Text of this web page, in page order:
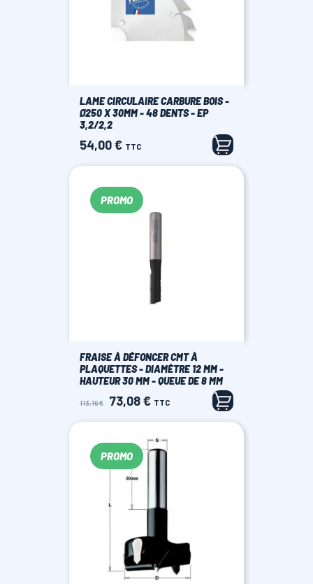
LAME CIRCULAIRE CARBURE BOIS -
Ø250 X 30MM - 48 DENTS - EP
3,2/2,2
Prix
54,00 € TTC
PROMO
FRAISE À DÉFONCER CMT À
PLAQUETTES - DIAMÈTRE 12 MM -
HAUTEUR 30 MM - QUEUE DE 8 MM
Prix
113,16 € Prix
73,08 € TTC
PROMO